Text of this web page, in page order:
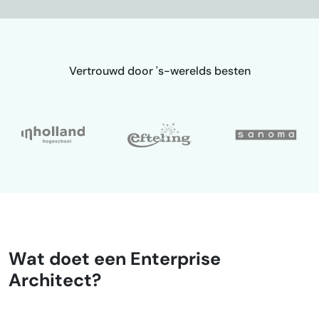
Vertrouwd door 's-werelds besten
Wat doet een Enterprise
Architect?